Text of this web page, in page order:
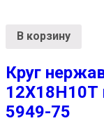
В корзину
Круг
12Х18Н10Т
5949-75